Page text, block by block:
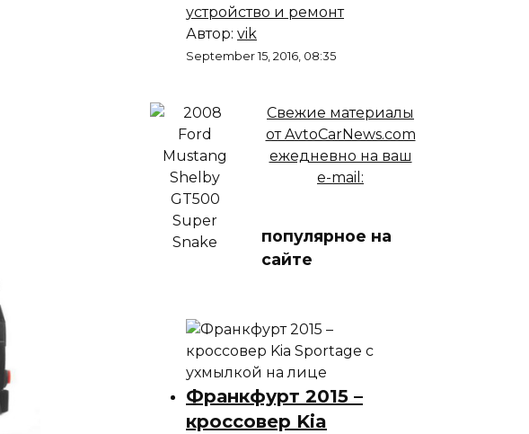
устройство и ремонт
Автор: vik
September 15, 2016, 08:35
Свежие материалы
от AvtoCarNews.com
ежедневно на ваш
e-mail:
популярное на
сайте
Франкфурт 2015 –
кроссовер Kia